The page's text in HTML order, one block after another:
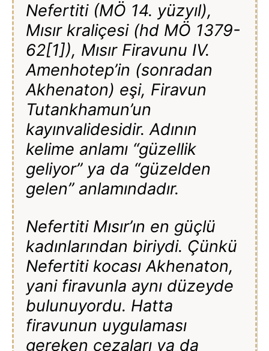
Nefertiti (MÖ 14. yüzyıl),
Mısır kraliçesi (hd MÖ 1379-
62[1]), Mısır Firavunu IV.
Amenhotep’in (sonradan
Akhenaton) eşi, Firavun
Tutankhamun’un
kayınvalidesidir. Adının
kelime anlamı “güzellik
geliyor” ya da “güzelden
gelen” anlamındadır.
Nefertiti Mısır’ın en güçlü
kadınlarından biriydi. Çünkü
Nefertiti kocası Akhenaton,
yani firavunla aynı düzeyde
bulunuyordu. Hatta
firavunun uygulaması
gereken cezaları ya da